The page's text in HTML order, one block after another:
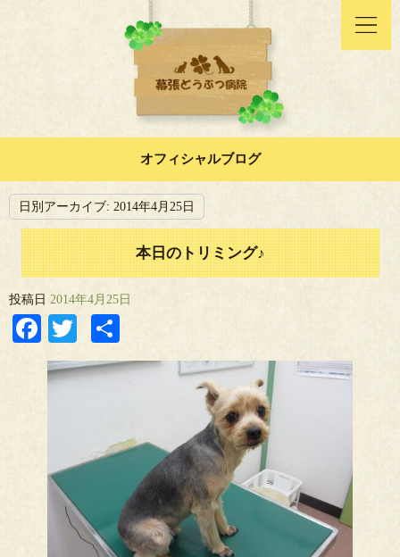
オフィシャルブログ
日別アーカイブ: 2014年4月25日
本日のトリミング♪
投稿日 2014年4月25日
Facebook
Twitter
有